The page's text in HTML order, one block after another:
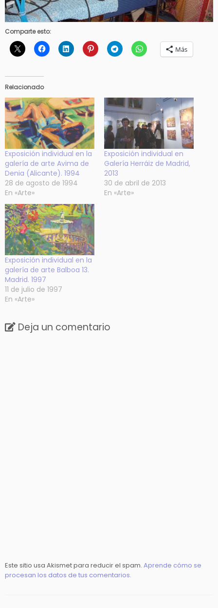
Comparte esto:
Más
Relacionado
Exposición individual en la
galería de arte Avima de
Denia (Alicante). 1994
28 de agosto de 1994
En «Arte»
Exposición individual en
Galería Herráiz de Madrid,
2013
30 de abril de 2013
En «Arte»
Exposición individual en la
galería de arte Balboa 13.
Madrid. 1997
11 de julio de 1997
En «Arte»
Deja un comentario
Este sitio usa Akismet para reducir el spam. Aprende cómo se
procesan los datos de tus comentarios.